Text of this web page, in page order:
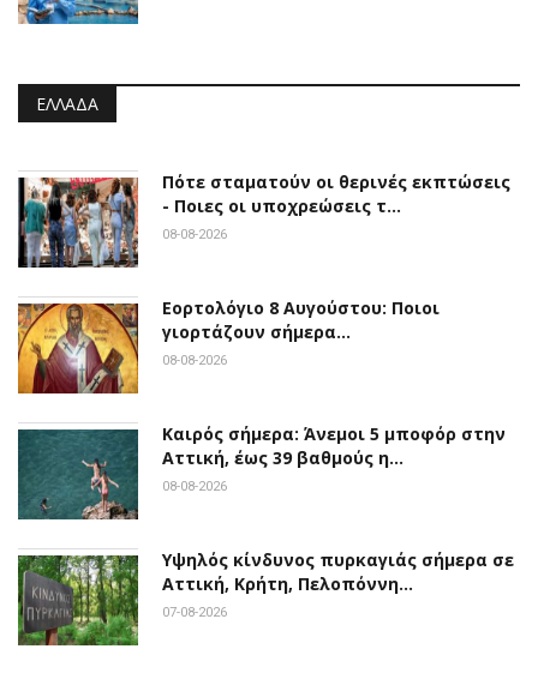
ΕΛΛΆΔΑ
Πότε σταματούν οι θερινές εκπτώσεις
- Ποιες οι υποχρεώσεις τ…
08-08-2026
Εορτολόγιο 8 Αυγούστου: Ποιοι
γιορτάζουν σήμερα…
08-08-2026
Καιρός σήμερα: Άνεμοι 5 μποφόρ στην
Αττική, έως 39 βαθμούς η…
08-08-2026
Υψηλός κίνδυνος πυρκαγιάς σήμερα σε
Αττική, Κρήτη, Πελοπόννη…
07-08-2026